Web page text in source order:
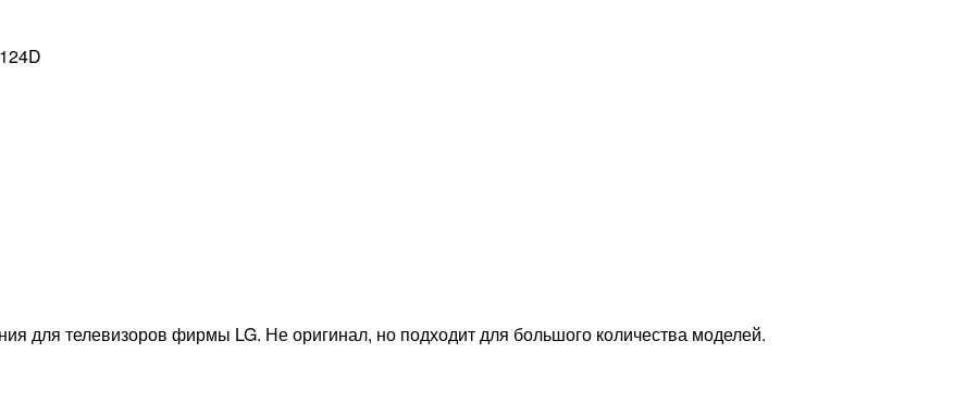
для телевизоров фирмы LG. Не оригинал, но подходит для большого количества моделей.